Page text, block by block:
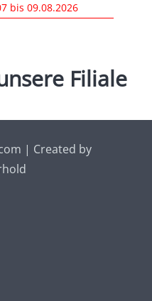
bis 09.08.2026
Filiale
| Created by